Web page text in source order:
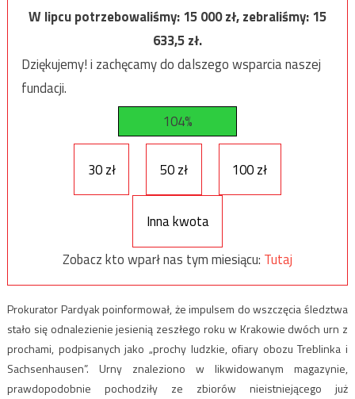
W lipcu potrzebowaliśmy:15 000zł, zebraliśmy:15
633,5zł.
Dziękujemy! i zachęcamy do dalszego wsparcia naszej
fundacji.
104%
30 zł 50 zł 100 zł
Inna kwota
Zobacz kto wparł nas tym miesiącu: Tutaj
Prokurator Pardyak poinformował, że impulsem do wszczęcia śledztwa
stało się odnalezienie jesienią zeszłego roku w Krakowie dwóch urn z
prochami, podpisanych jako „prochy ludzkie, ofiary obozu Treblinka i
Sachsenhausen”. Urny znaleziono w likwidowanym magazynie,
prawdopodobnie pochodziły ze zbiorów nieistniejącego już